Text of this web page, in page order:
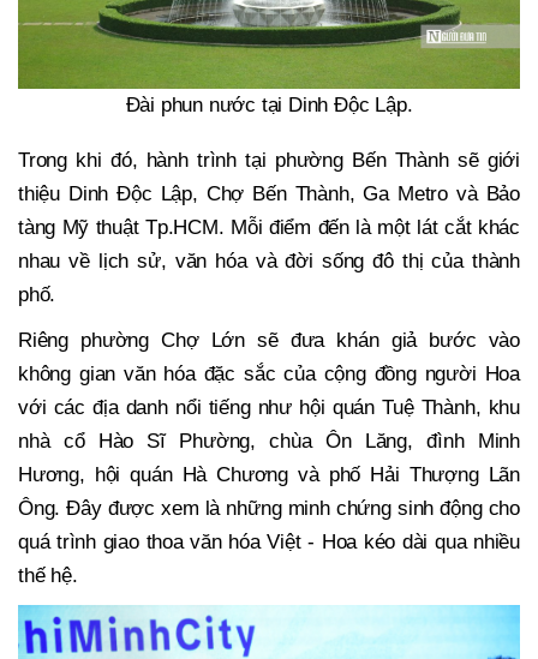
Đài phun nước tại Dinh Độc Lập.
Trong khi đó, hành trình tại phường Bến Thành sẽ giới
thiệu Dinh Độc Lập, Chợ Bến Thành, Ga Metro và Bảo
tàng Mỹ thuật Tp.HCM. Mỗi điểm đến là một lát cắt khác
nhau về lịch sử, văn hóa và đời sống đô thị của thành
phố.
Riêng phường Chợ Lớn sẽ đưa khán giả bước vào
không gian văn hóa đặc sắc của cộng đồng người Hoa
với các địa danh nổi tiếng như hội quán Tuệ Thành, khu
nhà cổ Hào Sĩ Phường, chùa Ôn Lăng, đình Minh
Hương, hội quán Hà Chương và phố Hải Thượng Lãn
Ông. Đây được xem là những minh chứng sinh động cho
quá trình giao thoa văn hóa Việt - Hoa kéo dài qua nhiều
thế hệ.